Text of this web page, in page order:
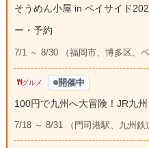
そうめん小屋 in ベイサイド
ー・予約
7/1 ～ 8/30 （福岡市、博多区、
グルメ 開催中
100円で九州へ大冒険！JR九
7/18 ～ 8/31 （門司港駅、九州鉄